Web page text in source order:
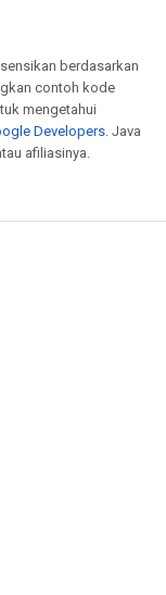
berdasarkan
contoh kode
mengetahui
Developers. Java
afiliasinya.